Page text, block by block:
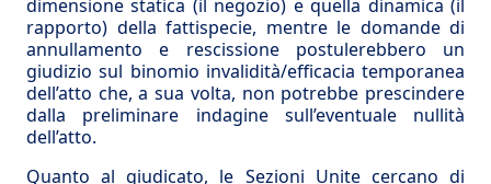
dimensione statica (il negozio) e quella dinamica (il
rapporto) della fattispecie, mentre le domande di
annullamento e rescissione postulerebbero un
giudizio sul binomio invalidità/efficacia temporanea
dell’atto che, a sua volta, non potrebbe prescindere
dalla preliminare indagine sull’eventuale nullità
dell’atto.
Quanto al giudicato, le Sezioni Unite cercano di